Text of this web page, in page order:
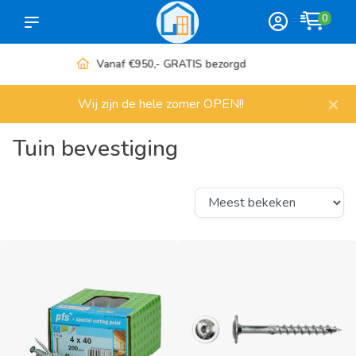
0
Meer dan 1000 artikelen
Wij zijn de hele zomer OPEN!! ×
Tuin bevestiging